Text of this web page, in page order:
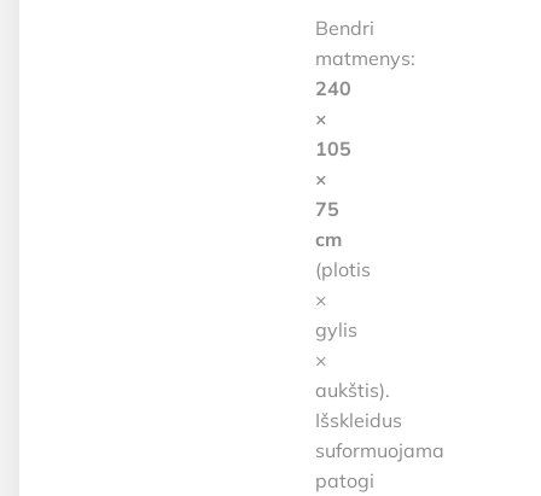
Bendri
matmenys:
240
×
105
×
75
cm
(plotis
×
gylis
×
aukštis).
Išskleidus
suformuojama
patogi